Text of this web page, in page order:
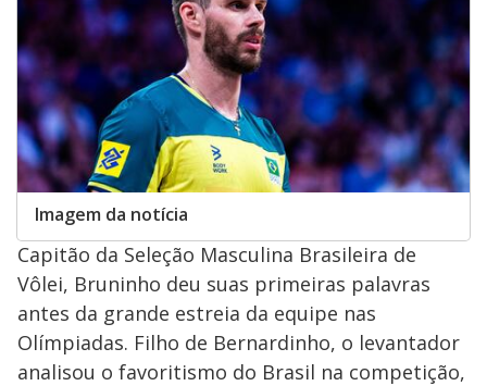
Imagem da notícia
Capitão da Seleção Masculina Brasileira de
Vôlei, Bruninho deu suas primeiras palavras
antes da grande estreia da equipe nas
Olímpiadas. Filho de Bernardinho, o levantador
analisou o favoritismo do Brasil na competição,